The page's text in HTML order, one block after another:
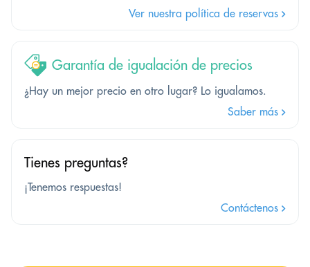
Ver nuestra política de reservas
Garantía de igualación de precios
¿Hay un mejor precio en otro lugar? Lo igualamos.
Saber más
Tienes preguntas?
¡Tenemos respuestas!
Contáctenos